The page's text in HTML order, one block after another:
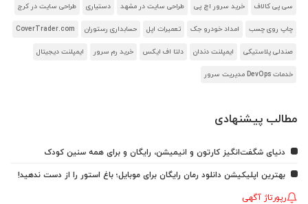
سی پی کالاف خرید سرور اچ پی طراحی سایت در مشهد دستیاری طراحی سایت در کرج
چاپ روی چسب امداد خودرو جک تعمیرات اپل حسابداری رستوران CoverTrader.com
صندلی پلاستیکی ایمپلنت دندان دلتا اف ایکس خرید رم سرور ایمپلنت دیجیتال
خدمات DevOps مدیریت سرور
مطالب پیشنهادی
دنیای شگفت‌انگیز کارتون و انیمیشن، رایگان و برای همه سنین کودک
بهترین اپلیکیشن دانلود رمان رایگان برای موبایل؛ باغ استور را از دست ندهید!
رپورتاژ آگهی